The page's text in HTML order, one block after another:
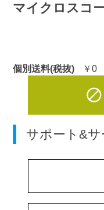
マイクロスコ
個別送料(税抜)
￥0
サポート&サ